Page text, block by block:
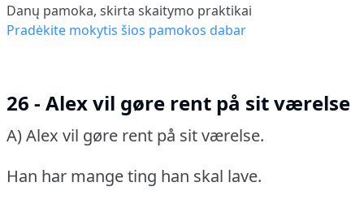
Danų pamoka, skirta skaitymo praktikai
Pradėkite mokytis šios pamokos dabar
26 - Alex vil gøre rent på sit værelse
A) Alex vil gøre rent på sit værelse.
Han har mange ting han skal lave.